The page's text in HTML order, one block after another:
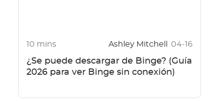
10 mins Ashley Mitchell 04-16
¿Se puede descargar de Binge? (Guía
2026 para ver Binge sin conexión)